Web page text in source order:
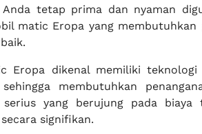
Anda tetap prima dan nyaman
matic Eropa yang
Eropa dikenal memiliki
sehingga membutuhkan
serius yang berujung pada
signifikan.